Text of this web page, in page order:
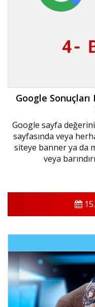
Google Sonuçları
Google sayfa
sayfasında veya
siteye banner ya da
veya